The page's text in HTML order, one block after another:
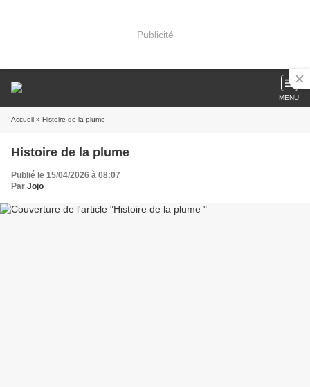
Publicité
MENU
Accueil » Histoire de la plume
Histoire de la plume
Publié le 15/04/2026 à 08:07
Par Jojo